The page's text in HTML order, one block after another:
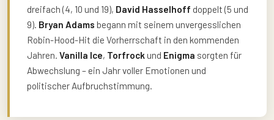
dreifach (4, 10 und 19), David Hasselhoff doppelt (5 und
9). Bryan Adams begann mit seinem unvergesslichen
Robin-Hood-Hit die Vorherrschaft in den kommenden
Jahren. Vanilla Ice, Torfrockund Enigma sorgten für
Abwechslung – ein Jahr voller Emotionen und
politischer Aufbruchstimmung.